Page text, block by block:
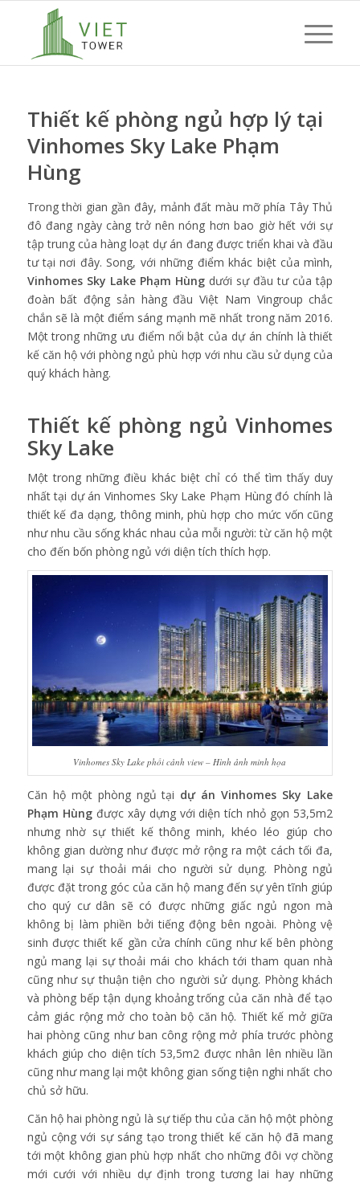
Thiết kế phòng ngủ hợp lý tại
Vinhomes Sky Lake Phạm
Hùng
Trong thời gian gần đây, mảnh đất màu mỡ phía Tây Thủ
đô đang ngày càng trở nên nóng hơn bao giờ hết với sự
tập trung của hàng loạt dự án đang được triển khai và đầu
tư tại nơi đây. Song, với những điểm khác biệt của mình,
Vinhomes Sky Lake Phạm Hùng dưới sự đầu tư của tập
đoàn bất động sản hàng đầu Việt Nam Vingroup chắc
chắn sẽ là một điểm sáng mạnh mẽ nhất trong năm 2016.
Một trong những ưu điểm nổi bật của dự án chính là thiết
kế căn hộ với phòng ngủ phù hợp với nhu cầu sử dụng của
quý khách hàng.
Thiết kế phòng ngủ Vinhomes
Sky Lake
Một trong những điều khác biệt chỉ có thể tìm thấy duy
nhất tại dự án Vinhomes Sky Lake Phạm Hùng đó chính là
thiết kế đa dạng, thông minh, phù hợp cho mức vốn cũng
như nhu cầu sống khác nhau của mỗi người: từ căn hộ một
cho đến bốn phòng ngủ với diện tích thích hợp.
Vinhomes Sky Lake phối cảnh view – Hình ảnh minh họa
Căn hộ một phòng ngủ tại dự án Vinhomes Sky Lake
Phạm Hùng được xây dựng với diện tích nhỏ gọn 53,5m2
nhưng nhờ sự thiết kế thông minh, khéo léo giúp cho
không gian dường như được mở rộng ra một cách tối đa,
mang lại sự thoải mái cho người sử dụng. Phòng ngủ
được đặt trong góc của căn hộ mang đến sự yên tĩnh giúp
cho quý cư dân sẽ có được những giấc ngủ ngon mà
không bị làm phiền bởi tiếng động bên ngoài. Phòng vệ
sinh được thiết kế gần cửa chính cũng như kế bên phòng
ngủ mang lại sự thoải mái cho khách tới tham quan nhà
cũng như sự thuận tiện cho người sử dụng. Phòng khách
và phòng bếp tận dụng khoảng trống của căn nhà để tạo
cảm giác rộng mở cho toàn bộ căn hộ. Thiết kế mở giữa
hai phòng cũng như ban công rộng mở phía trước phòng
khách giúp cho diện tích 53,5m2 được nhân lên nhiều lần
cũng như mang lại một không gian sống tiện nghi nhất cho
chủ sở hữu.
Căn hộ hai phòng ngủ là sự tiếp thu của căn hộ một phòng
ngủ cộng với sự sáng tạo trong thiết kế căn hộ đã mang
tới một không gian phù hợp nhất cho những đôi vợ chồng
mới cưới với nhiều dự định trong tương lai hay những